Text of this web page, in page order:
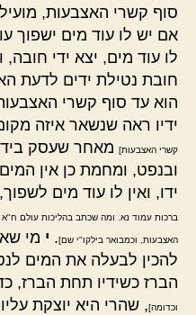
סוף קשרי האצבעות,
אם יש לו עוד מים ישפוך
לו עוד מים, יצא ידי חובה,
חובת נטילת ידים לדעת
הוא עד סוף קשרי
ידיו ראה שנשאר איזה
קשרי האצבעות] מאחר שעסק
ובנפט, ומחמת כן אין
ידו, ואין לו עוד מים
ברכות עמוד נא. ומה שכתב בהליכות עולם
האצבעות, וכמבואר בילקו"י שם]. י מי
להכין לבעלה את המים
הברז כשידיו תחת הברז,
וכדומה], שהרי היא יוצקת